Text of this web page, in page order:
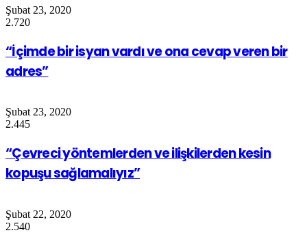
Şubat 23, 2020
2.720
“İçimde bir isyan vardı ve ona cevap veren bir
adres”
Şubat 23, 2020
2.445
“Çevreci yöntemlerden ve ilişkilerden kesin
kopuşu sağlamalıyız”
Şubat 22, 2020
2.540